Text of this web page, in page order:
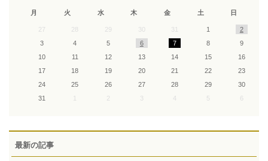
月 火 水 木 金 土 日
27 28 29 30 31 1
2
3
4 5 6 7 8
9
10
11 12 13 14 15
16
17
18 19 20 21 22
23
24
25 26 27 28 29
30
31
2 3 5 6
最新の記事